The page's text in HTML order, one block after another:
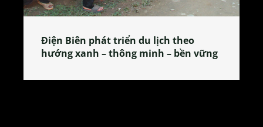
Làng làm bánh tẻ Phú Nhi – nơi lan
tỏa đặc sản xứ Đoài